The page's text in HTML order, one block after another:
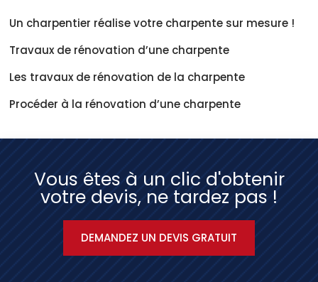
Un charpentier réalise votre charpente sur mesure !
Travaux de rénovation d’une charpente
Les travaux de rénovation de la charpente
Procéder à la rénovation d’une charpente
Vous êtes à un clic d'obtenir
votre devis, ne tardez pas !
DEMANDEZ UN DEVIS GRATUIT